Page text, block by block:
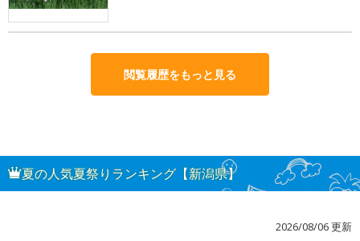
閲覧履歴をもっと見る
夏の人気夏祭りランキング【新潟県】
2026/08/06 更新